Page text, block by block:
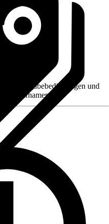
Rückgabebedingungen und